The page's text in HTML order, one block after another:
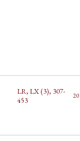
LR, LX (3), 307-
453